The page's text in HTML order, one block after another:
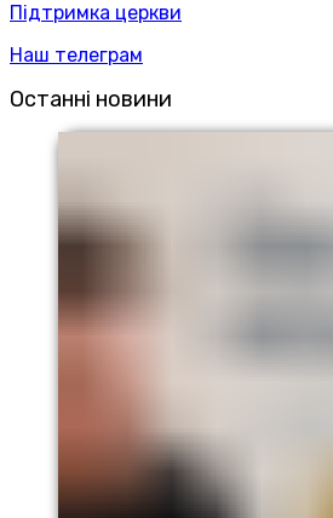
Підтримка церкви
Наш телеграм
Останні новини